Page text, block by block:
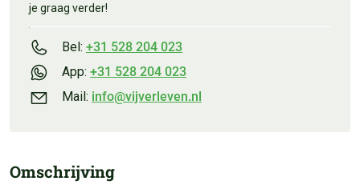
je graag verder!
Bel: +31 528 204 023
App: +31 528 204 023
Mail: info@vijverleven.nl
Omschrijving